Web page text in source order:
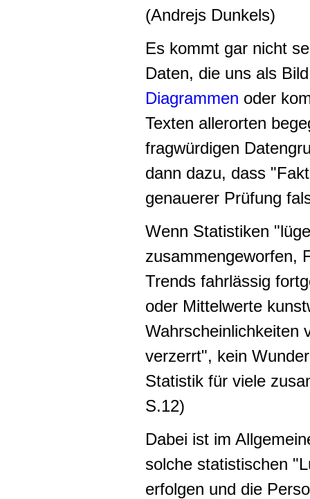
(Andrejs Dunkels)
Es kommt gar nicht
Daten, die uns als
Diagrammen oder
Texten allerorten
fragwürdigen
dann dazu, dass
genauerer Prüfung
Wenn Statistiken
zusammengeworfen,
Trends fahrlässig
oder Mittelwerte
Wahrscheinlichkeiten
verzerrt", kein
Statistik für viele
S.12)
Dabei ist im
solche statistischen
erfolgen und die